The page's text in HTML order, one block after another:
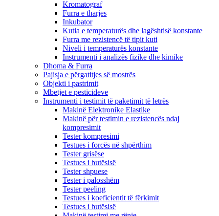
Kromatograf
Furra e tharjes
Inkubator
Kutia e temperaturës dhe lagështisë konstante
Furra me rezistencë të tipit kuti
Niveli i temperaturës konstante
Instrumenti i analizës fizike dhe kimike
Dhoma & Furra
Pajisja e përgatitjes së mostrës
Objekti i pastrimit
Mbetjet e pesticideve
Instrumenti i testimit të paketimit të letrës
Makinë Elektronike Elastike
Makinë për testimin e rezistencës ndaj
kompresimit
Tester kompresimi
Testues i forcës në shpërthim
Tester grisëse
Testues i butësisë
Tester shpuese
Tester i palosshëm
Tester peeling
Testues i koeficientit të fërkimit
Testues i butësisë